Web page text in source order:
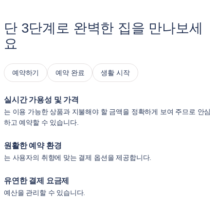
단 3단계로 완벽한 집을 만나보세
요
예약하기 예약 완료 생활 시작
실시간 가용성 및 가격
는 이용 가능한 상품과 지불해야 할 금액을 정확하게 보여 주므로 안심
하고 예약할 수 있습니다.
원활한 예약 환경
는 사용자의 취향에 맞는 결제 옵션을 제공합니다.
유연한 결제 요금제
예산을 관리할 수 있습니다.